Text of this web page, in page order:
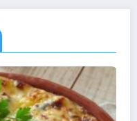
RECETTES